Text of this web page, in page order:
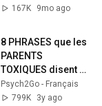
Documentaire
167K
9mo ago
8 PHRASES que les
PARENTS
TOXIQUES disent à
leurs enfants
Psych2Go - Français
799K
3y ago